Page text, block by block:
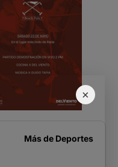
×
Más de Deportes